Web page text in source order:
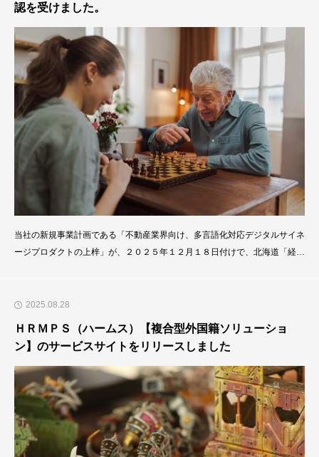
認を受けました。
当社の新規事業計画である「不動産業界向け、多言語化対応デジタルサイネ
ージプロダクトの上梓」が、２０２５年１２月１８日付けで、北海道「経営
標設定の定性的な尺度として非常に有効であることに加えて、②経済産業省
補助金（ものづくり・商業・サービス生産性向上促進
2025.08.28
ＨＲＭＰＳ（ハームス）【複合型外国籍ソリューショ
ン】のサービスサイトをリリースしました